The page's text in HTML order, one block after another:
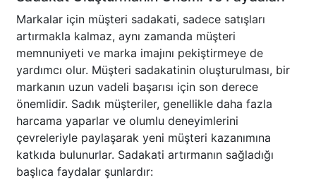
Markalar için müşteri sadakati, sadece satışları
artırmakla kalmaz, aynı zamanda müşteri
memnuniyeti ve marka imajını pekiştirmeye de
yardımcı olur. Müşteri sadakatinin oluşturulması, bir
markanın uzun vadeli başarısı için son derece
önemlidir. Sadık müşteriler, genellikle daha fazla
harcama yaparlar ve olumlu deneyimlerini
çevreleriyle paylaşarak yeni müşteri kazanımına
katkıda bulunurlar. Sadakati artırmanın sağladığı
başlıca faydalar şunlardır: